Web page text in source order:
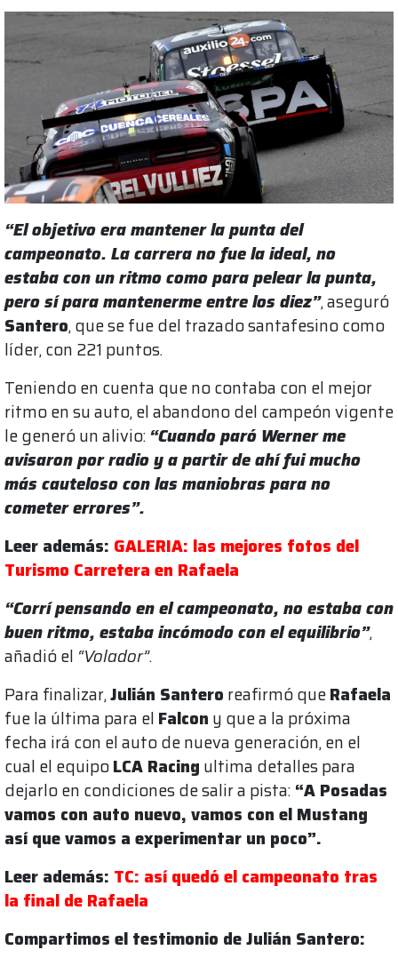
“El objetivo era mantener la punta del
campeonato. La carrera no fue la ideal, no
estaba con un ritmo como para pelear la punta,
pero sí para mantenerme entre los diez”, aseguró
Santero, que se fue del trazado santafesino como
líder, con 221 puntos.
Teniendo en cuenta que no contaba con el mejor
ritmo en su auto, el abandono del campeón vigente
le generó un alivio:“Cuando paró Werner me
avisaron por radio y a partir de ahí fui mucho
más cauteloso con las maniobras para no
cometer errores”.
Leer además: GALERIA: las mejores fotos del
Turismo Carretera en Rafaela
“Corrí pensando en el campeonato, no estaba con
buen ritmo, estaba incómodo con el equilibrio”,
añadió el “Volador”.
Para finalizar,Julián Santero reafirmó queRafaela
fue la última para el Falcon y que a la próxima
fecha irá con el auto de nueva generación, en el
cual el equipoLCA Racing ultima detalles para
dejarlo en condiciones de salir a pista: “A Posadas
vamos con auto nuevo, vamos con el Mustang
así que vamos a experimentar un poco”.
Leer además: TC: así quedó el campeonato tras
la final de Rafaela
Compartimos el testimonio de Julián Santero: